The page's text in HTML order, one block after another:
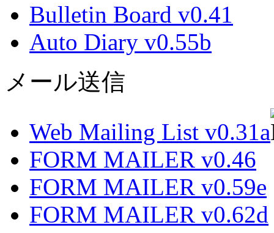
Bulletin Board v0.41
Auto Diary v0.55b
メール送信
Web Mailing List v0.31a
FORM MAILER v0.46
FORM MAILER v0.59e
FORM MAILER v0.62d